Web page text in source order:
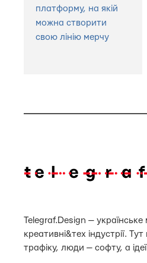
платформу, на якій
можна створити
свою лінію мерчу
Telegraf.Design —
креативні&тех індустрії.
трафіку, люди — софту, а